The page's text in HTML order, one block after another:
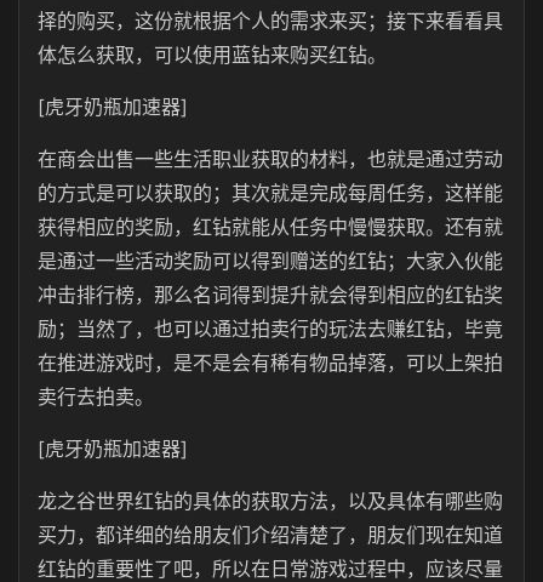
择的购买，这份就根据个人的需求来买；接下来看看具
体怎么获取，可以使用蓝钻来购买红钻。
[虎牙奶瓶加速器]
在商会出售一些生活职业获取的材料，也就是通过劳动
的方式是可以获取的；其次就是完成每周任务，这样能
获得相应的奖励，红钻就能从任务中慢慢获取。还有就
是通过一些活动奖励可以得到赠送的红钻；大家入伙能
冲击排行榜，那么名词得到提升就会得到相应的红钻奖
励；当然了，也可以通过拍卖行的玩法去赚红钻，毕竟
在推进游戏时，是不是会有稀有物品掉落，可以上架拍
卖行去拍卖。
[虎牙奶瓶加速器]
龙之谷世界红钻的具体的获取方法，以及具体有哪些购
买力，都详细的给朋友们介绍清楚了，朋友们现在知道
红钻的重要性了吧，所以在日常游戏过程中，应该尽量